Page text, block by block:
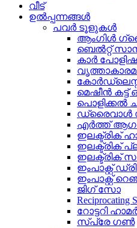
വീട്
ഉൽപ്പന്നങ്ങൾ
പവർ ടൂളുകൾ
ആംഗിൾ
ബെൽറ്റ്
കാർ
മെഷീൻ
പൊളിക്കൽ
ഡ്രൈവാൾ
എർത്ത്
ഇലക്ട്രിക്
ഇലക്ട്രിക്
ഇലക്ട്രിക്
ഇംപാക്റ്റ്
ഇംപാക്റ്റ്
ജിഗ് സോ
Reciprocating
റോട്ടറി
സ്പ്രേ ഗൺ